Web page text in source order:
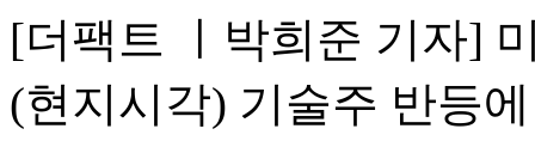
[더팩트 ㅣ박희준 기자]
(현지시각) 기술주 반등